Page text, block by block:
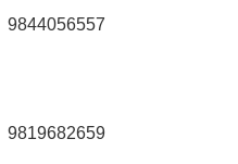
9844056557
9819682659